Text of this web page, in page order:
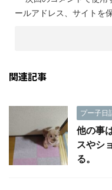
ールアドレス、サイトを
関連記事
プー子日
他の事
スやシ
る。